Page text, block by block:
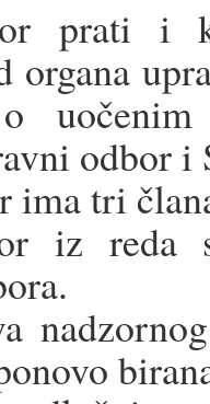
prati i
organa
uočenim
odbor i
ima tri
iz reda